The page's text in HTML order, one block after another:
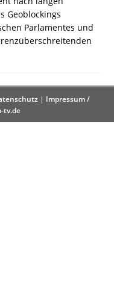
Geoblockings
Parlamentes und
| Impressum /
tv.de